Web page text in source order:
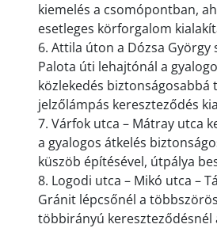
kiemelés a csomópontban,
esetleges körforgalom
6. Attila úton a Dózsa György
Palota úti lehajtónál a
közlekedés biztonságosabbá
jelzőlámpás kereszteződés
7. Várfok utca – Mátray utca
a gyalogos átkelés
küszöb építésével, útpálya
8. Logodi utca – Mikó utca –
Gránit lépcsőnél a
többirányú kereszteződésnél